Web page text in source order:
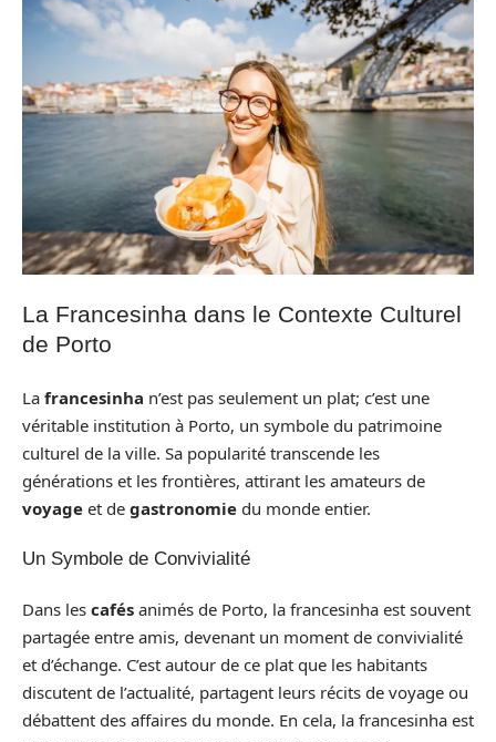
La Francesinha dans le Contexte Culturel
de Porto
La francesinha n’est pas seulement un plat; c’est une
véritable institution à Porto, un symbole du patrimoine
culturel de la ville. Sa popularité transcende les
générations et les frontières, attirant les amateurs de
voyage et de gastronomie du monde entier.
Un Symbole de Convivialité
Dans les cafés animés de Porto, la francesinha est souvent
partagée entre amis, devenant un moment de convivialité
et d’échange. C’est autour de ce plat que les habitants
discutent de l’actualité, partagent leurs récits de voyage ou
débattent des affaires du monde. En cela, la francesinha est